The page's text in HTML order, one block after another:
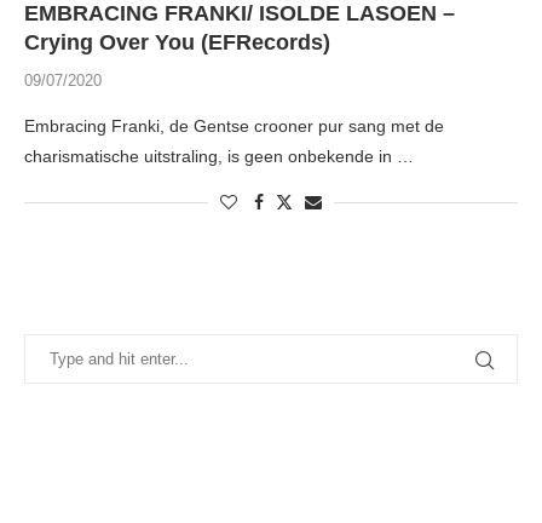
EMBRACING FRANKI/ ISOLDE LASOEN –
Crying Over You (EFRecords)
09/07/2020
Embracing Franki, de Gentse crooner pur sang met de
charismatische uitstraling, is geen onbekende in …